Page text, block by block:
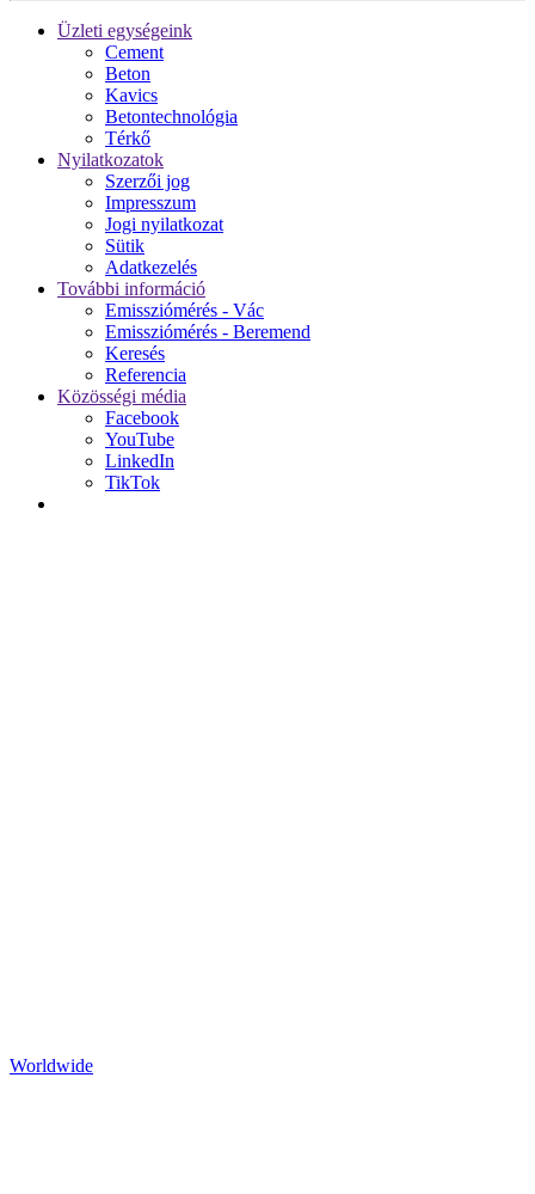
Üzleti egységeink
Cement
Beton
Kavics
Betontechnológia
Térkő
Nyilatkozatok
Szerzői jog
Impresszum
Jogi nyilatkozat
Sütik
Adatkezelés
További információ
Emissziómérés - Vác
Emissziómérés - Beremend
Keresés
Referencia
Közösségi média
Facebook
YouTube
LinkedIn
TikTok
Worldwide